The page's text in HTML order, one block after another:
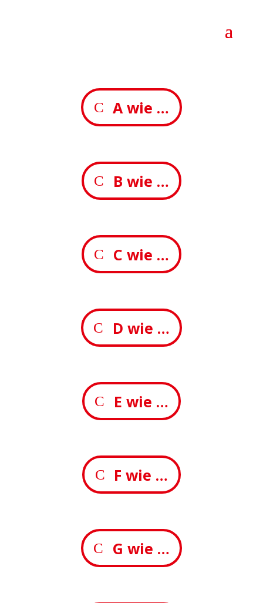
A wie …
B wie …
C wie …
D wie …
E wie …
F wie …
G wie …